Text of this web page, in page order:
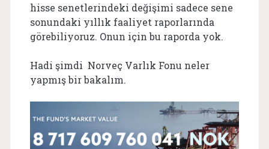
hisse senetlerindeki değişimi sadece sene
sonundaki yıllık faaliyet raporlarında
görebiliyoruz. Onun için bu raporda yok.
Hadi şimdi Norveç Varlık Fonu neler
yapmış bir bakalım.